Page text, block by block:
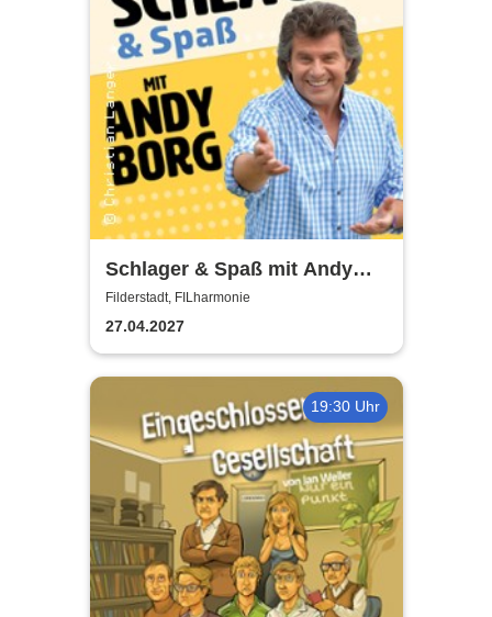
Schlager & Spaß mit Andy
Borg und Gästen
Filderstadt, FILharmonie
27.04.2027
19:30 Uhr